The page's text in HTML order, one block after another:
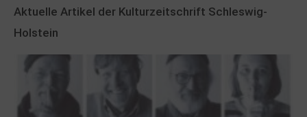
Aktuelle Artikel der Kulturzeitschrift Schleswig-
Holstein